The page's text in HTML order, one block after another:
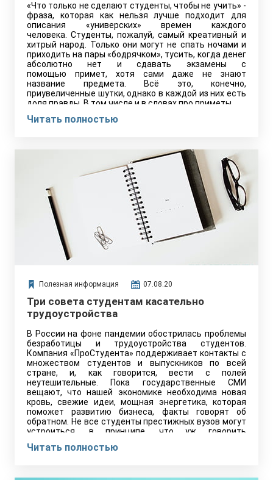
«Что только не сделают студенты, чтобы не учить» -
фраза, которая как нельзя лучше подходит для
описания «универских» времен каждого
человека. Студенты, пожалуй, самый креативный и
хитрый народ. Только они могут не спать ночами и
приходить на пары «бодрячком», тусить, когда денег
абсолютно нет и сдавать экзамены с
помощью примет, хотя сами даже не знают
название предмета. Всё это, конечно,
приувеличенные шутки, однако в каждой из них есть
доля правды. В том числе и в словах про приметы.
Читать полностью
Полезная информация 07.08.20
Три совета студентам касательно
трудоустройства
В России на фоне пандемии обострилась проблемы
безработицы и трудоустройства студентов.
Компания «ПроСтудента» поддерживает контакты с
множеством студентов и выпускников по всей
стране, и, как говорится, вести с полей
неутешительные. Пока государственные СМИ
вещают, что нашей экономике необходима новая
кровь, свежие идеи, мощная энергетика, которая
поможет развитию бизнеса, факты говорят об
обратном. Не все студенты престижных вузов могут
устроиться, в принципе, что уж говорить
Читать полностью